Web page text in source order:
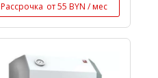
Рассрочка от 55 BYN / мес